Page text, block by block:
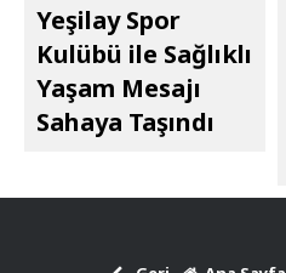
Yeşilay Spor
Kulübü ile Sağlıklı
Yaşam Mesajı
Sahaya Taşındı